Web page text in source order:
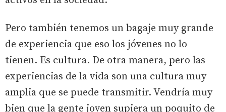
Pero también tenemos un bagaje muy grande
de experiencia que eso los jóvenes no lo
tienen. Es cultura. De otra manera, pero las
experiencias de la vida son una cultura muy
amplia que se puede transmitir. Vendría muy
bien que la gente joven supiera un poquito de